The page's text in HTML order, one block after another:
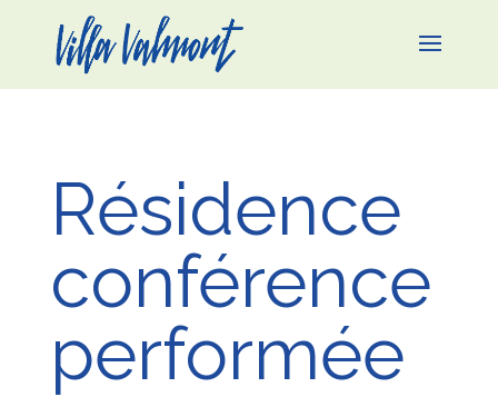
Résidence
conférence
performée